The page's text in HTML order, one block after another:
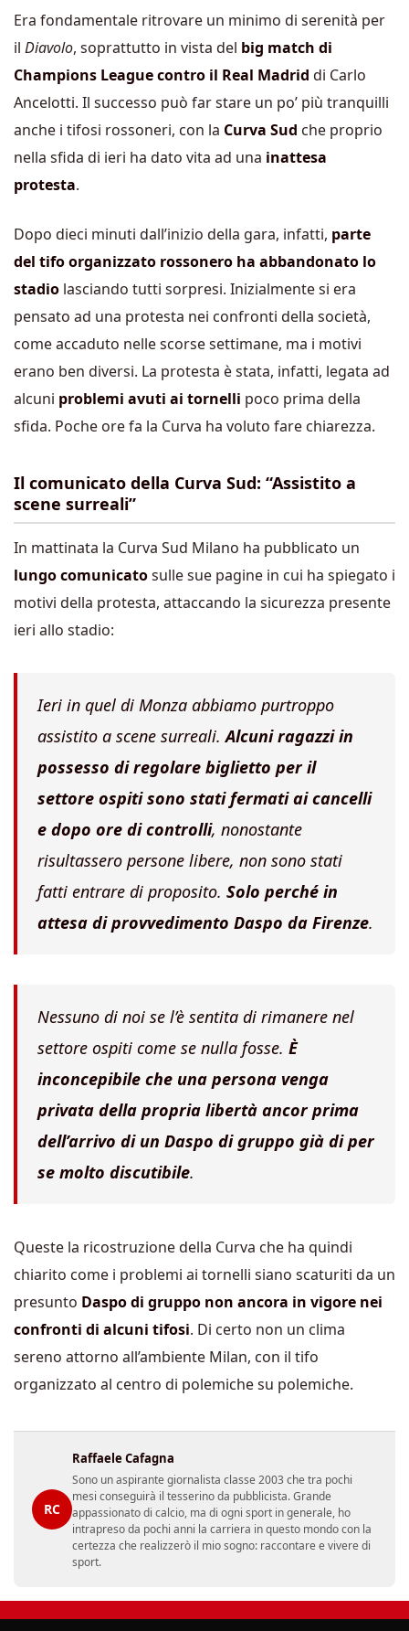
Era fondamentale ritrovare un minimo di serenità per
il Diavolo, soprattutto in vista del big match di
Champions League contro il Real Madrid di Carlo
Ancelotti. Il successo può far stare un po’ più tranquilli
anche i tifosi rossoneri, con la Curva Sud che proprio
nella sfida di ieri ha dato vita ad una inattesa
protesta.
Dopo dieci minuti dall’inizio della gara, infatti, parte
del tifo organizzato rossonero ha abbandonato lo
stadio lasciando tutti sorpresi. Inizialmente si era
pensato ad una protesta nei confronti della società,
come accaduto nelle scorse settimane, ma i motivi
erano ben diversi. La protesta è stata, infatti, legata ad
alcuni problemi avuti ai tornelli poco prima della
sfida. Poche ore fa la Curva ha voluto fare chiarezza.
Il comunicato della Curva Sud: “Assistito a
scene surreali”
In mattinata la Curva Sud Milano ha pubblicato un
lungo comunicatosulle sue pagine in cui ha spiegato i
motivi della protesta, attaccando la sicurezza presente
ieri allo stadio:
Ieri in quel di Monza abbiamo purtroppo
assistito a scene surreali.Alcuni ragazzi in
possesso di regolare biglietto per il
settore ospiti sono stati fermati ai cancelli
e dopo ore di controlli, nonostante
risultassero persone libere, non sono stati
fatti entrare di proposito. Solo perché in
attesa di provvedimento Daspo da Firenze.
Nessuno di noi se l’è sentita di rimanere nel
settore ospiti come se nulla fosse. È
inconcepibile che una persona venga
privata della propria libertà ancor prima
dell’arrivo di un Daspo di gruppo già di per
se molto discutibile.
Queste la ricostruzione della Curva che ha quindi
chiarito come i problemi ai tornelli siano scaturiti da un
presunto Daspo di gruppo non ancora in vigore nei
confronti di alcuni tifosi. Di certo non un clima
sereno attorno all’ambiente Milan, con il tifo
organizzato al centro di polemiche su polemiche.
RC
Raffaele Cafagna
Sono un aspirante giornalista classe 2003 che tra pochi
mesi conseguirà il tesserino da pubblicista. Grande
appassionato di calcio, ma di ogni sport in generale, ho
intrapreso da pochi anni la carriera in questo mondo con la
certezza che realizzerò il mio sogno: raccontare e vivere di
sport.